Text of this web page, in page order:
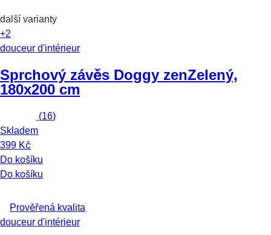
další varianty
+2
douceur d'intérieur
Sprchový závěs Doggy zenZelený,
180x200 cm
(16)
Skladem
399 Kč
Do košíku
Do košíku
Prověřená kvalita
douceur d'intérieur